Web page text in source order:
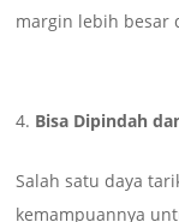
margin lebih besar
Bisa Dipindah
Salah satu daya
kemampuannya